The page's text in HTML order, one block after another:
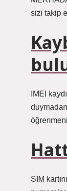
sizi takip
IMEI
SIM